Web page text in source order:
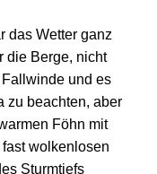
das Wetter ganz
die Berge, nicht
und es
zu beachten, aber
Föhn mit
wolkenlosen
Sturmtiefs